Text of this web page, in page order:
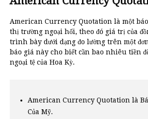
American Currency Quotation là một
thị trường ngoại hối, theo đó giá trị của
trình bày dưới dạng đo lường trên một
báo giá này cho biết cần bao nhiêu tiền
ngoại tệ của Hoa Kỳ.
American Currency Quotation là
Của Mỹ.